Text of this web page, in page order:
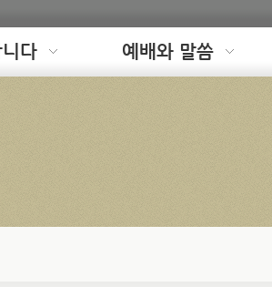
다 예배와 말씀